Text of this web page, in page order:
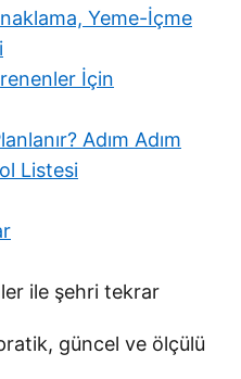
Yeme-İçme
İçin
Adım Adım
Listesi
ile şehri tekrar
güncel ve ölçülü